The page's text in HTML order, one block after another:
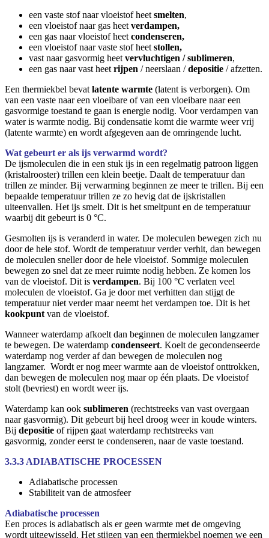
een vaste stof naar vloeistof heet smelten,
een vloeistof naar gas heet verdampen,
een gas naar vloeistof heet condenseren,
een vloeistof naar vaste stof heet stollen,
vast naar gasvormig heet vervluchtigen / sublimeren,
een gas naar vast heet rijpen / neerslaan /depositie / afzetten.
Een thermiekbel bevat latente warmte (latent is verborgen). Om
van een vaste naar een vloeibare of van een vloeibare naar een
gasvormige toestand te gaan is energie nodig. Voor verdampen van
water is warmte nodig. Bij condensatie komt die warmte weer vrij
(latente warmte) en wordt afgegeven aan de omringende lucht.
Wat gebeurt er als ijs verwarmd wordt?
De ijsmoleculen die in een stuk ijs in een regelmatig patroon liggen
(kristalrooster) trillen een klein beetje. Daalt de temperatuur dan
trillen ze minder. Bij verwarming beginnen ze meer te trillen. Bij een
bepaalde temperatuur trillen ze zo hevig dat de ijskristallen
uiteenvallen. Het ijs smelt. Dit is het smeltpunt en de temperatuur
waarbij dit gebeurt is 0 °C.
Gesmolten ijs is veranderd in water. De moleculen bewegen zich nu
door de hele stof. Wordt de temperatuur verder verhit, dan bewegen
de moleculen sneller door de hele vloeistof. Sommige moleculen
bewegen zo snel dat ze meer ruimte nodig hebben. Ze komen los
van de vloeistof. Dit is verdampen. Bij 100 °C verlaten veel
moleculen de vloeistof. Ga je door met verhitten dan stijgt de
temperatuur niet verder maar neemt het verdampen toe. Dit is het
kookpunt van de vloeistof.
Wanneer waterdamp afkoelt dan beginnen de moleculen langzamer
te bewegen. De waterdamp condenseert. Koelt de gecondenseerde
waterdamp nog verder af dan bewegen de moleculen nog
langzamer. Wordt er nog meer warmte aan de vloeistof onttrokken,
dan bewegen de moleculen nog maar op één plaats. De vloeistof
stolt (bevriest) en wordt weer ijs.
Waterdamp kan ook sublimeren (rechtstreeks van vast overgaan
naar gasvormig). Dit gebeurt bij heel droog weer in koude winters.
Bij depositie of rijpen gaat waterdamp rechtstreeks van
gasvormig, zonder eerst te condenseren, naar de vaste toestand.
3.3.3 ADIABATISCHE PROCESSEN
Adiabatische processen
Stabiliteit van de atmosfeer
Adiabatische processen
Een proces is adiabatisch als er geen warmte met de omgeving
wordt uitgewisseld. Het stijgen van een thermiekbel noemen we een